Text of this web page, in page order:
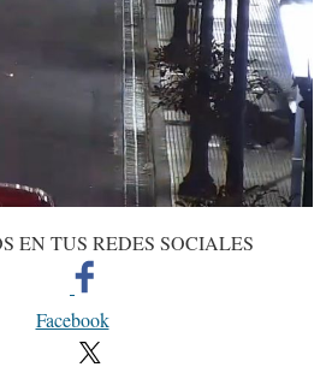
EN TUS REDES SOCIALES
Facebook